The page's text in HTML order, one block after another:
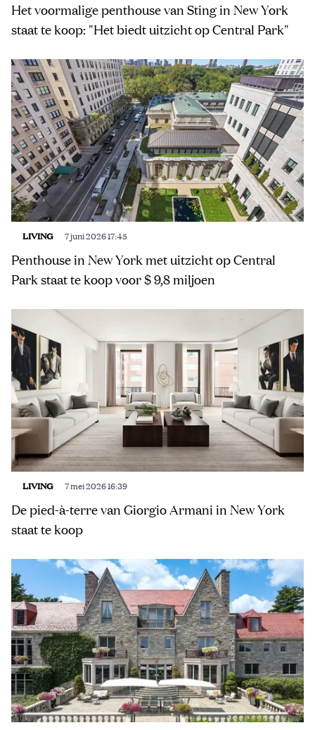
Het voormalige penthouse van Sting in New York
staat te koop: "Het biedt uitzicht op Central Park"
LIVING 7 juni 2026 17:45
Penthouse in New York met uitzicht op Central
Park staat te koop voor $ 9,8 miljoen
LIVING 7 mei 2026 16:39
De pied-à-terre van Giorgio Armani in New York
staat te koop